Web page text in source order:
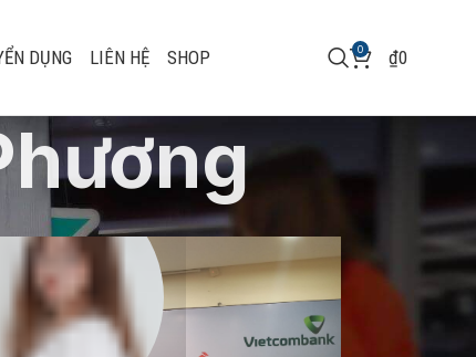
DỤNG LIÊN HỆ SHOP 0 ₫0